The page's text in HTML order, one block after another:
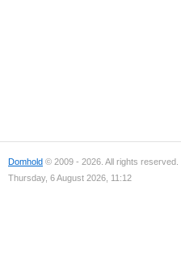
Domhold © 2009 - 2026. All rights reserved.
Thursday, 6 August 2026, 11:12